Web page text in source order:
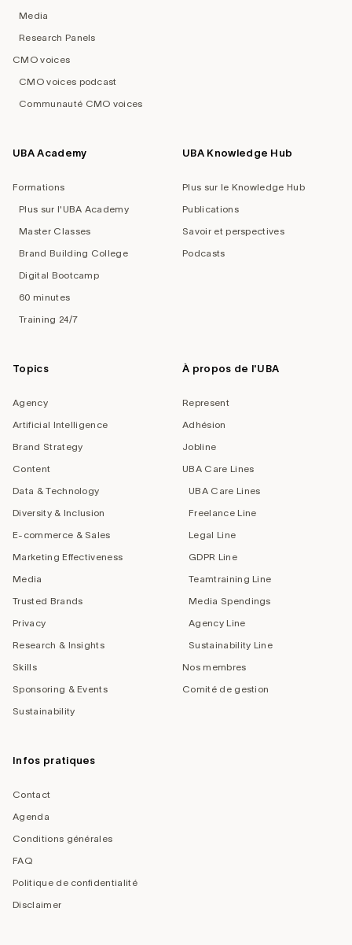
Media
Research Panels
CMO voices
CMO voices podcast
Communauté CMO voices
UBA Academy
Formations
Plus sur l'UBA Academy
Master Classes
Brand Building College
Digital Bootcamp
60 minutes
Training 24/7
UBA Knowledge Hub
Plus sur le Knowledge Hub
Publications
Savoir et perspectives
Podcasts
Topics
Agency
Artificial Intelligence
Brand Strategy
Content
Data & Technology
Diversity & Inclusion
E-commerce & Sales
Marketing Effectiveness
Media
Trusted Brands
Privacy
Research & Insights
Skills
Sponsoring & Events
Sustainability
À propos de l'UBA
Represent
Adhésion
Jobline
UBA Care Lines
UBA Care Lines
Freelance Line
Legal Line
GDPR Line
Teamtraining Line
Media Spendings
Agency Line
Sustainability Line
Nos membres
Comité de gestion
Infos pratiques
Contact
Agenda
Conditions générales
FAQ
Politique de confidentialité
Disclaimer